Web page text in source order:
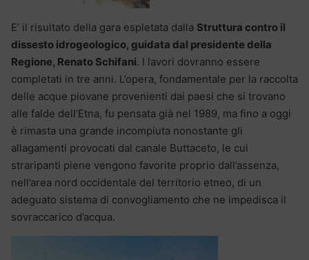
E’ il risultato della gara espletata dalla Struttura contro il
dissesto idrogeologico, guidata dal presidente della
Regione, Renato Schifani. I lavori dovranno essere
completati in tre anni. L’opera, fondamentale per la raccolta
delle acque piovane provenienti dai paesi che si trovano
alle falde dell’Etna, fu pensata già nel 1989, ma fino a oggi
è rimasta una grande incompiuta nonostante gli
allagamenti provocati dal canale Buttaceto, le cui
straripanti piene vengono favorite proprio dall’assenza,
nell’area nord occidentale del territorio etneo, di un
adeguato sistema di convogliamento che ne impedisca il
sovraccarico d’acqua.